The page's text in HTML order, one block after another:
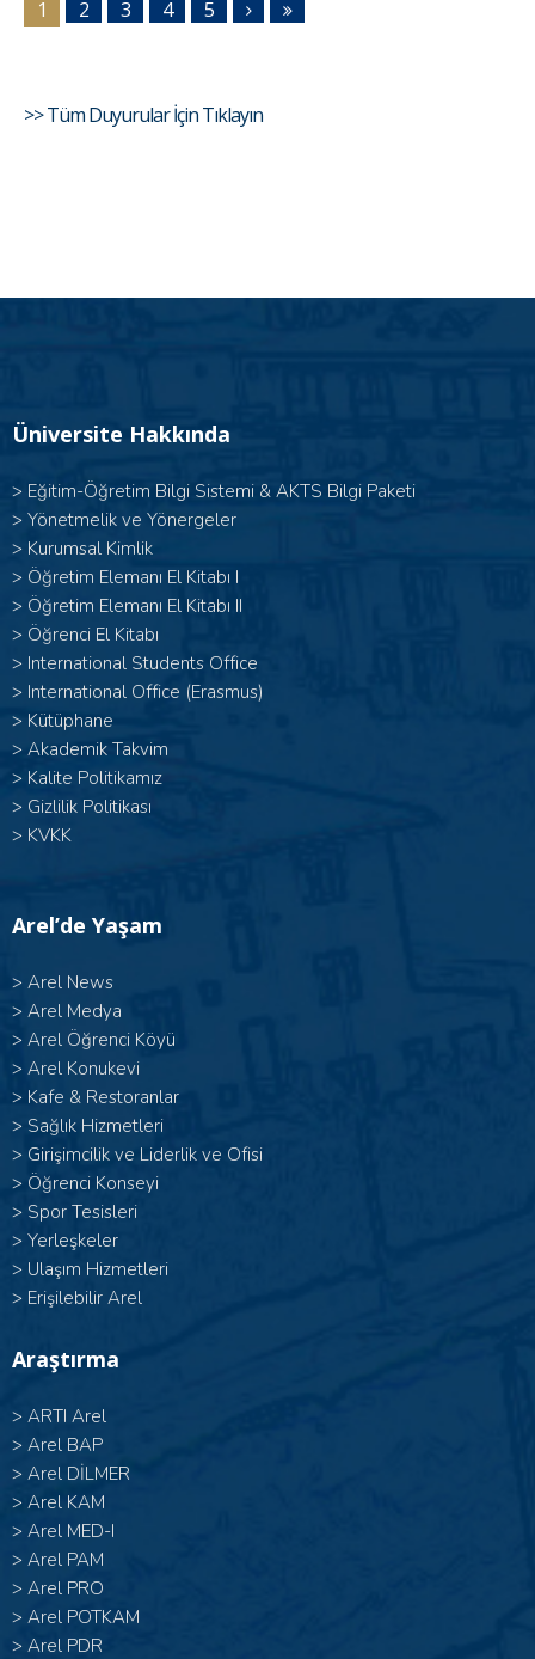
1 2 3 4 5
>> Tüm Duyurular İçin Tıklayın
Üniversite Hakkında
> Eğitim-Öğretim Bilgi Sistemi & AKTS Bilgi Paketi
> Yönetmelik ve Yönergeler
> Kurumsal Kimlik
> Öğretim Elemanı El Kitabı I
> Öğretim Elemanı El Kitabı II
> Öğrenci El Kitabı
> International Students Office
> International Office (Erasmus)
> Kütüphane
> Akademik Takvim
> Kalite Politikamız
> Gizlilik Politikası
> KVKK
Arel’de Yaşam
> Arel News
> Arel Medya
> Arel Öğrenci Köyü
> Arel Konukevi
> Kafe & Restoranlar
> Sağlık Hizmetleri
> Girişimcilik ve Liderlik ve Ofisi
> Öğrenci Konseyi
> Spor Tesisleri
> Yerleşkeler
> Ulaşım Hizmetleri
> Erişilebilir Arel
Araştırma
> ARTI Arel
> Arel BAP
> Arel DİLMER
> Arel KAM
> Arel MED-I
> Arel PAM
> Arel PRO
> Arel POTKAM
> Arel PDR